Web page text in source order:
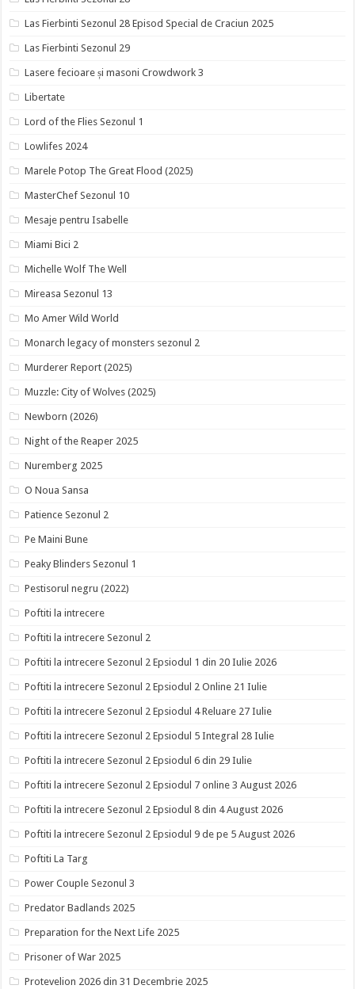
Las Fierbinti Sezonul 28 Episod Special de Craciun 2025
Las Fierbinti Sezonul 29
Lasere fecioare și masoni Crowdwork 3
Libertate
Lord of the Flies Sezonul 1
Lowlifes 2024
Marele Potop The Great Flood (2025)
MasterChef Sezonul 10
Mesaje pentru Isabelle
Miami Bici 2
Michelle Wolf The Well
Mireasa Sezonul 13
Mo Amer Wild World
Monarch legacy of monsters sezonul 2
Murderer Report (2025)
Muzzle: City of Wolves (2025)
Newborn (2026)
Night of the Reaper 2025
Nuremberg 2025
O Noua Sansa
Patience Sezonul 2
Pe Maini Bune
Peaky Blinders Sezonul 1
Pestisorul negru (2022)
Poftiti la intrecere
Poftiti la intrecere Sezonul 2
Poftiti la intrecere Sezonul 2 Epsiodul 1 din 20 Iulie 2026
Poftiti la intrecere Sezonul 2 Epsiodul 2 Online 21 Iulie
Poftiti la intrecere Sezonul 2 Epsiodul 4 Reluare 27 Iulie
Poftiti la intrecere Sezonul 2 Epsiodul 5 Integral 28 Iulie
Poftiti la intrecere Sezonul 2 Epsiodul 6 din 29 Iulie
Poftiti la intrecere Sezonul 2 Epsiodul 7 online 3 August 2026
Poftiti la intrecere Sezonul 2 Epsiodul 8 din 4 August 2026
Poftiti la intrecere Sezonul 2 Epsiodul 9 de pe 5 August 2026
Poftiti La Targ
Power Couple Sezonul 3
Predator Badlands 2025
Preparation for the Next Life 2025
Prisoner of War 2025
Protevelion 2026 din 31 Decembrie 2025